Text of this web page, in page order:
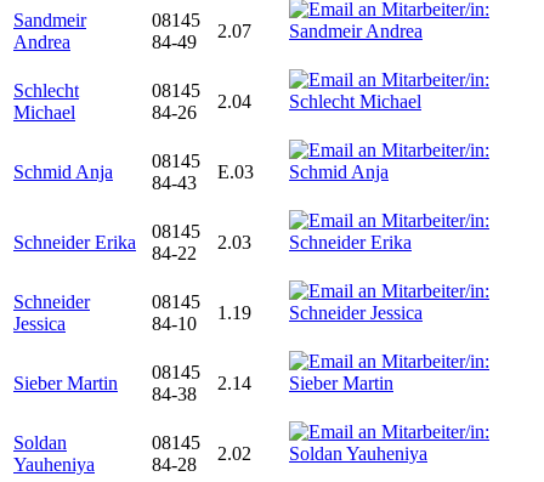
Sandmeir
Andrea
08145
84-49
2.07
Schlecht
Michael
08145
84-26
2.04
Schmid Anja
08145
84-43
E.03
Schneider Erika
08145
84-22
2.03
Schneider
Jessica
08145
84-10
1.19
Sieber Martin
08145
84-38
2.14
Soldan
Yauheniya
08145
84-28
2.02